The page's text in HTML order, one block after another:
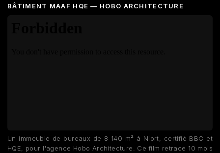
BÂTIMENT MAAF HQE — HOBO ARCHITECTURE
Un immeuble de bureaux de 8 140 m² à Niort, certifié BBC et
HQE, pour l'agence Hobo Architecture. Ce film retrace 10 mois